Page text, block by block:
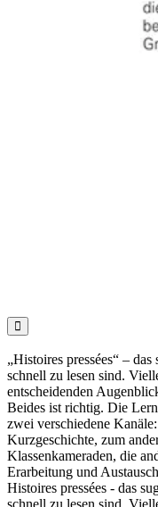

„Histoires pressées“ –
schnell zu lesen sind.
entscheidenden
Beides ist richtig. Die
zwei verschiedene
Kurzgeschichte, zum
Klassenkameraden, die
Erarbeitung und
Histoires pressées - das